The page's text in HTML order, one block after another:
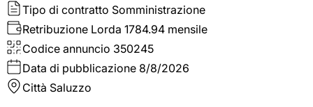
Tipo di contratto Somministrazione
Retribuzione Lorda 1784.94 mensile
Codice annuncio 350245
Data di pubblicazione 8/8/2026
Città Saluzzo